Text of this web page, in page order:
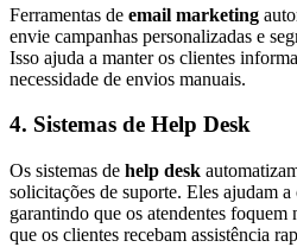
Ferramentas de email marketing
envie campanhas personalizadas e
Isso ajuda a manter os clientes
necessidade de envios manuais.
4. Sistemas de Help Desk
Os sistemas de help desk
solicitações de suporte. Eles ajudam
garantindo que os atendentes foquem
que os clientes recebam assistência